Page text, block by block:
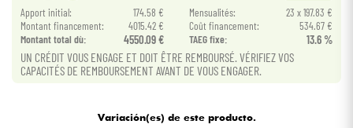
Ver nuestras marcas
Apport initial: 174.58 € Mensualités:
23 x 197.83 €
Montant financement:
4015.42 € Coût financement:
534.67 €
Montant total dù:
4550.09 € TAEG fixe: 13.6 %
UN CRÉDIT VOUS ENGAGE ET DOIT ÊTRE REMBOURSÉ. VÉRIFIEZ VOS
CAPACITÉS DE REMBOURSEMENT AVANT DE VOUS ENGAGER.
Variación(es) de este producto.